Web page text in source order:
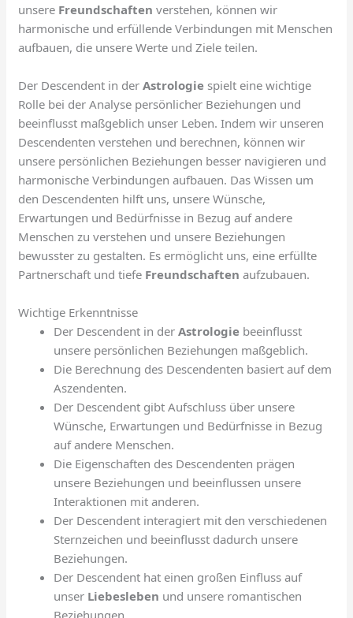
unsere Freundschaften verstehen, können wir
harmonische und erfüllende Verbindungen mit Menschen
aufbauen, die unsere Werte und Ziele teilen.
Der Descendent in derAstrologie spielt eine wichtige
Rolle bei der Analyse persönlicher Beziehungen und
beeinflusst maßgeblich unser Leben. Indem wir unseren
Descendenten verstehen und berechnen, können wir
unsere persönlichen Beziehungen besser navigieren und
harmonische Verbindungen aufbauen. Das Wissen um
den Descendenten hilft uns, unsere Wünsche,
Erwartungen und Bedürfnisse in Bezug auf andere
Menschen zu verstehen und unsere Beziehungen
bewusster zu gestalten. Es ermöglicht uns, eine erfüllte
Partnerschaft und tiefe Freundschaften aufzubauen.
Wichtige Erkenntnisse
Der Descendent in derAstrologie beeinflusst
unsere persönlichen Beziehungen maßgeblich.
Die Berechnung des Descendenten basiert auf dem
Aszendenten.
Der Descendent gibt Aufschluss über unsere
Wünsche, Erwartungen und Bedürfnisse in Bezug
auf andere Menschen.
Die Eigenschaften des Descendenten prägen
unsere Beziehungen und beeinflussen unsere
Interaktionen mit anderen.
Der Descendent interagiert mit den verschiedenen
Sternzeichen und beeinflusst dadurch unsere
Beziehungen.
Der Descendent hat einen großen Einfluss auf
unser Liebesleben und unsere romantischen